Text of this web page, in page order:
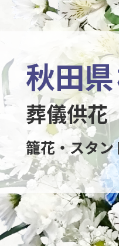
秋田県
葬儀供花
籠花・スタ